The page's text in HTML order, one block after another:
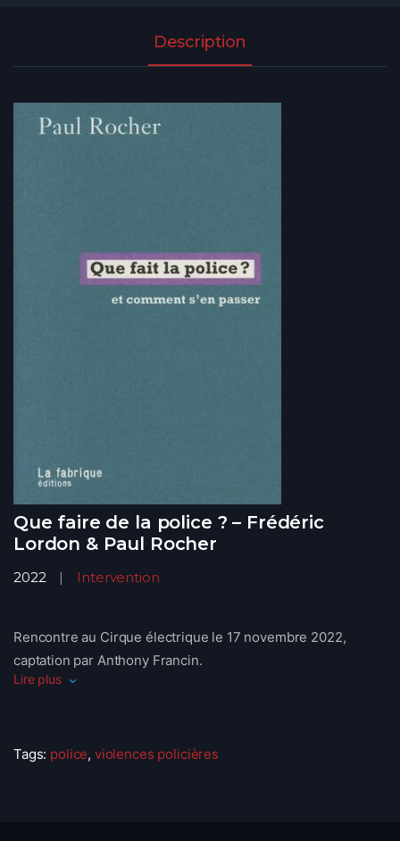
Description
Que faire de la police ? – Frédéric
Lordon & Paul Rocher
2022 Intervention
Rencontre au Cirque électrique le 17 novembre 2022,
captation par Anthony Francin.
Lire plus
Tags: police, violences policières